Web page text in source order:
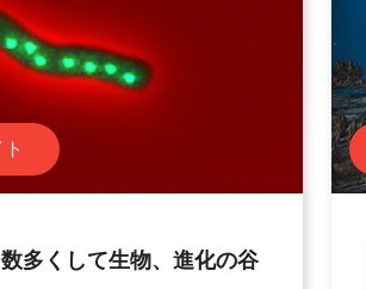
多くして生物、進化の谷